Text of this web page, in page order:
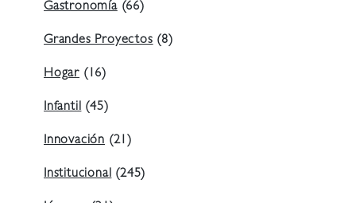
Gastronomía(66)
Grandes Proyectos(8)
Hogar (16)
Infantil(45)
Innovación (21)
Institucional(245)